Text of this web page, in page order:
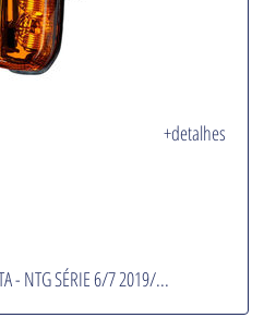
+detalhes
- NTG SÉRIE 6/7 2019/...